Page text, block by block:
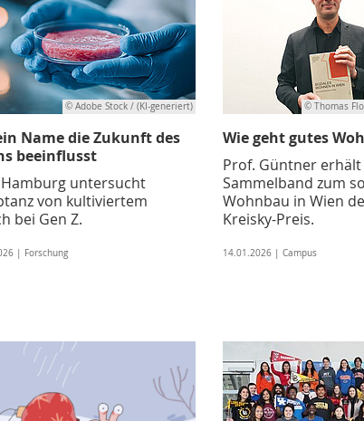
© Adobe Stock / (KI-generiert)
Name die Zukunft des
beeinflusst
Hamburg untersucht
von kultiviertem
bei Gen Z.
| Forschung
© Thomas
Wie geht gutes
Prof. Güntner
Sammelband zum
Wohnbau in Wien
Kreisky-Preis.
14.01.2026 | Campus